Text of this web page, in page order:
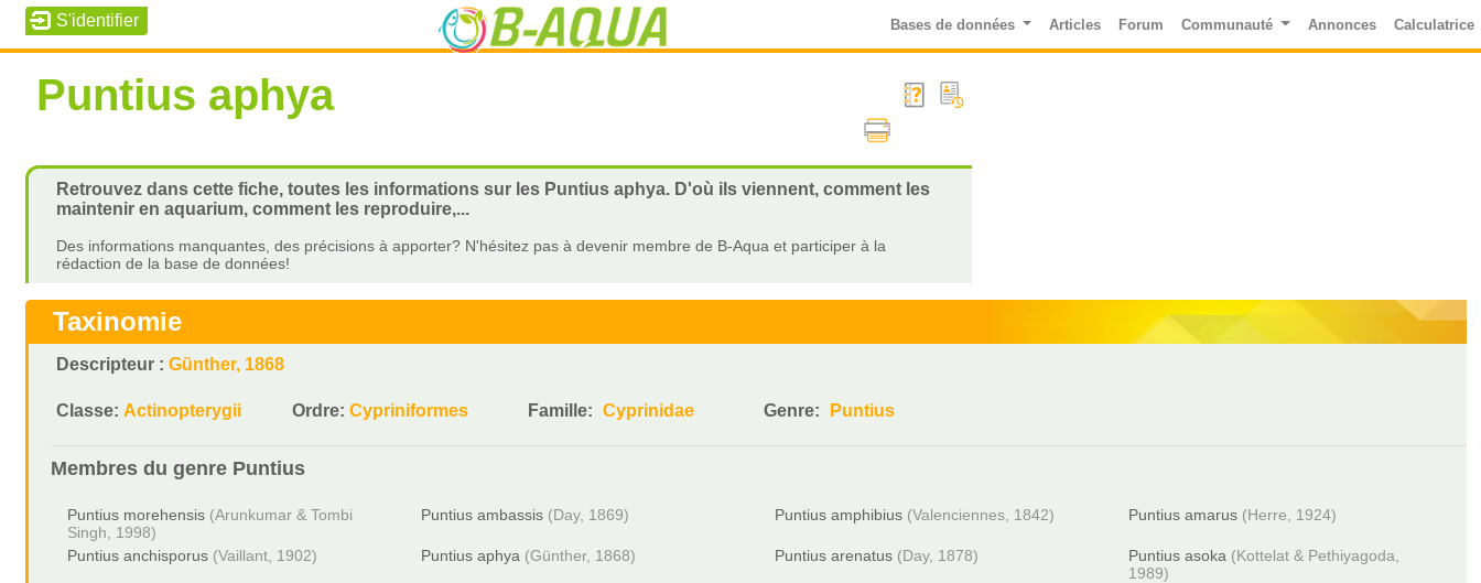
Bases de données Articles Forum Communauté Annonces Calculatrice
Puntius aphya
Retrouvez dans cette fiche, toutes les informations sur les Puntius aphya. D'où ils viennent, comment les
maintenir en aquarium, comment les reproduire,...
Des informations manquantes, des précisions à apporter? N'hésitez pas à devenir membre de B-Aqua et participer à la
rédaction de la base de données!
Taxinomie
Descripteur :Günther, 1868
Classe:Actinopterygii Ordre:Cypriniformes Famille: Cyprinidae Genre: Puntius
Membres du genre Puntius
Puntius morehensis (Arunkumar & Tombi
Singh, 1998)
Puntius ambassis (Day, 1869) Puntius amphibius (Valenciennes, 1842) Puntius amarus (Herre, 1924)
Puntius anchisporus (Vaillant, 1902) Puntius aphya (Günther, 1868) Puntius arenatus (Day, 1878) Puntius asoka (Kottelat & Pethiyagoda,
1989)